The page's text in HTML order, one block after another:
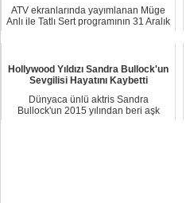
ATV ekranlarında yayımlanan Müge
Anlı ile Tatlı Sert programının 31 Aralık
Hollywood Yıldızı Sandra Bullock'un
Sevgilisi Hayatını Kaybetti
Dünyaca ünlü aktris Sandra
Bullock'un 2015 yılından beri aşk